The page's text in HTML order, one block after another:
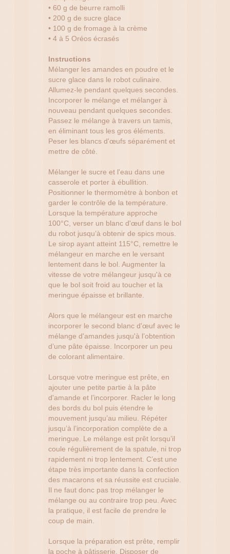
• 60 g de beurre ramolli
• 200 g de sucre glace
• 100 g de fromage à la crème
• 4 à 5 Oréos écrasés
Instructions
Mélanger les amandes en poudre et le
sucre glace dans le robot culinaire.
Allumez-le pendant quelques secondes.
Incorporer le mélange et mélanger à
nouveau pendant quelques secondes.
Passez le mélange à travers un tamis,
en éliminant tous les gros éléments.
Peser les blancs d'œufs séparément et
mettre de côté.
Mélanger le sucre et l'eau dans une
casserole et porter à ébullition.
Positionner le thermomètre à bonbon et
garder le contrôle de la température.
Lorsque la température approche
100°C, verser un blanc d'œuf dans le bol
du robot jusqu’à obtenir de spics mous.
Le sirop ayant atteint 115°C, remettre le
mélangeur en marche en le versant
lentement dans le bol. Augmenter la
vitesse de votre mélangeur jusqu'à ce
que le bol soit froid au toucher et la
meringue épaisse et brillante.
Alors que le mélangeur est en marche
incorporer le second blanc d'œuf avec le
mélange d'amandes jusqu'à l’obtention
d’une pâte épaisse. Incorporer un peu
de colorant alimentaire.
Lorsque votre meringue est prête, en
ajouter une petite partie à la pâte
d'amande et l’incorporer. Racler le long
des bords du bol puis étendre le
mouvement jusqu’au milieu. Répéter
jusqu’à l’incorporation complète de a
meringue. Le mélange est prêt lorsqu’il
coule régulièrement de la spatule, ni trop
rapidement ni trop lentement. C’est une
étape très importante dans la confection
des macarons et sa réussite est cruciale.
Il ne faut donc pas trop mélanger le
mélange ou au contraire trop peu. Avec
la pratique, il est facile de prendre le
coup de main.
Lorsque la préparation est prête, remplir
la poche à pâtisserie. Disposer de